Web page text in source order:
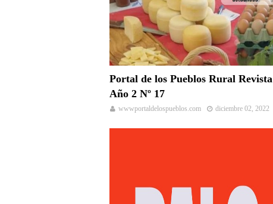
Portal de los Pueblos Rural Revista
Año 2 Nº 17
wwwportaldelospueblos.com diciembre 02, 2022